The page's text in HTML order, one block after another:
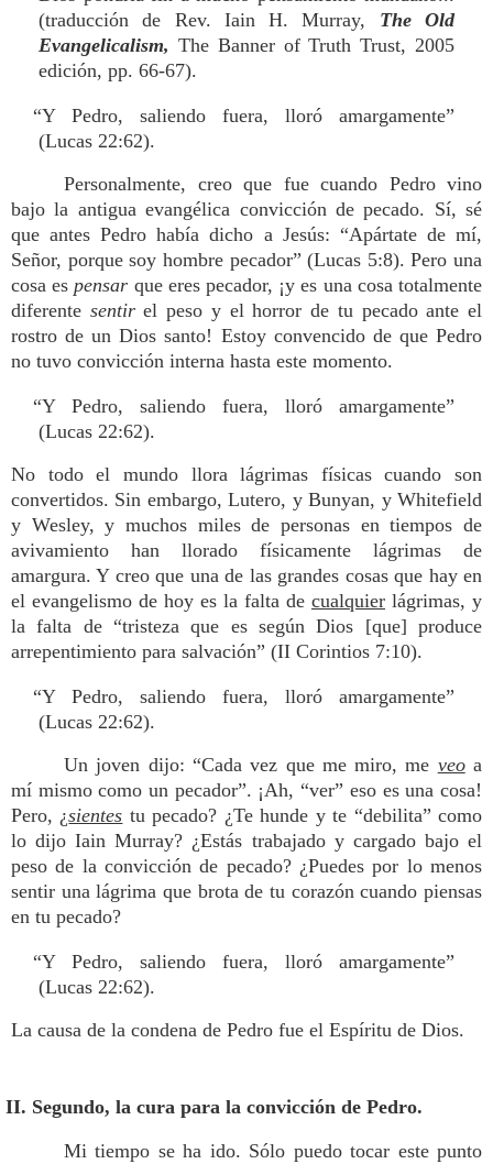
(traducción de Rev. Iain H. Murray, The Old
Evangelicalism, The Banner of Truth Trust, 2005
edición, pp. 66-67).
“Y Pedro, saliendo fuera, lloró amargamente”
(Lucas 22:62).
Personalmente, creo que fue cuando Pedro vino
bajo la antigua evangélica convicción de pecado. Sí, sé
que antes Pedro había dicho a Jesús: “Apártate de mí,
Señor, porque soy hombre pecador” (Lucas 5:8). Pero una
cosa espensar que eres pecador, ¡y es una cosa totalmente
diferente sentirel peso y el horror de tu pecado ante el
rostro de un Dios santo! Estoy convencido de que Pedro
no tuvo convicción interna hasta este momento.
“Y Pedro, saliendo fuera, lloró amargamente”
(Lucas 22:62).
No todo el mundo llora lágrimas físicas cuando son
convertidos. Sin embargo, Lutero, y Bunyan, y Whitefield
y Wesley, y muchos miles de personas en tiempos de
avivamiento han llorado físicamente lágrimas de
amargura. Y creo que una de las grandes cosas que hay en
el evangelismo de hoy es la falta de cualquier lágrimas, y
la falta de “tristeza que es según Dios [que] produce
arrepentimiento para salvación” (II Corintios 7:10).
“Y Pedro, saliendo fuera, lloró amargamente”
(Lucas 22:62).
Un joven dijo: “Cada vez que me miro, me veoa
mí mismo como un pecador”. ¡Ah, “ver” eso es una cosa!
Pero, ¿sientes tu pecado? ¿Te hunde y te “debilita” como
lo dijo Iain Murray? ¿Estás trabajado y cargado bajo el
peso de la convicción de pecado? ¿Puedes por lo menos
sentir una lágrima que brota de tu corazón cuando piensas
en tu pecado?
“Y Pedro, saliendo fuera, lloró amargamente”
(Lucas 22:62).
La causa de la condena de Pedro fue el Espíritu de Dios.
II. Segundo, la cura para la convicción de Pedro.
Mi tiempo se ha ido. Sólo puedo tocar este punto